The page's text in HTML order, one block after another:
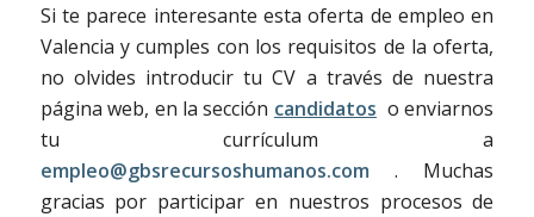
Si te parece interesante esta oferta de empleo en
Valencia y cumples con los requisitos de la oferta,
no olvides introducir tu CV a través de nuestra
página web, en la sección candidatos o enviarnos
tu currículum a
empleo@gbsrecursoshumanos.com . Muchas
gracias por participar en nuestros procesos de